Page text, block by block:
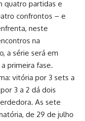
quatro partidas e
confrontos – e
neste
na
a série será em
primeira fase.
vitória por 3 sets a
3 a 2 dá dois
As sete
de 29 de julho